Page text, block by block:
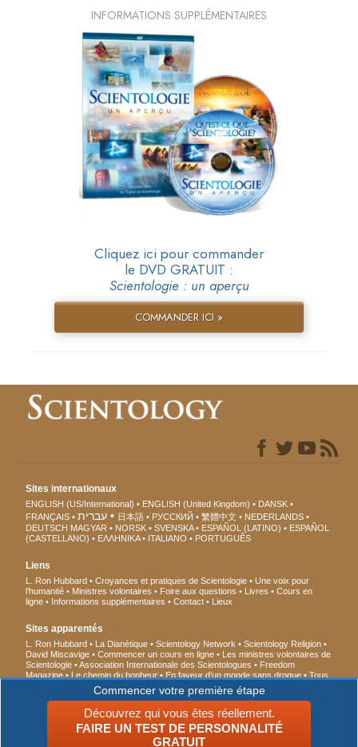
INFORMATIONS SUPPLÉMENTAIRES
Cliquez ici pour commander
le DVD GRATUIT :
Scientologie : un aperçu
COMMANDER ICI »
Commencer votre première étape
Découvrez qui vous êtes réellement.
FAIRE UN TEST DE PERSONNALITÉ
GRATUIT
Sites internationaux
ENGLISH (US/International) ENGLISH (United Kingdom)
DANSK
FRANÇAIS
עברית 日本語 РУССКИЙ 繁體中文
NEDERLANDS
DEUTSCH MAGYAR NORSK SVENSKA ESPAÑOL (LATINO)
ESPAÑOL
(CASTELLANO)
ΕΛΛΗΝΙΚA ITALIANO PORTUGUÊS
Liens
L. Ron Hubbard Croyances et pratiques de Scientologie
Une voix pour
l’humanité
Ministres volontaires Foire aux questions Livres
Cours en
ligne
Informations supplémentaires Contact Lieux
Sites apparentés
L. Ron Hubbard La Dianétique Scientology Network
Scientology Religion
David Miscavige
Commencer un cours en ligne
Les ministres volontaires de
Scientologie
Association Internationale des Scientologues
Freedom
Magazine
Le chemin du bonheur En faveur d’un monde sans drogue
Tous
unis pour les droits de l’Homme
Des jeunes pour les droits de l’Homme
Commission des Citoyens pour les Droits de l’Homme
© 2026 Church of Scientology International. Tous droits de reproduction et
Avis de confidentialité •Politique en matière de cookies